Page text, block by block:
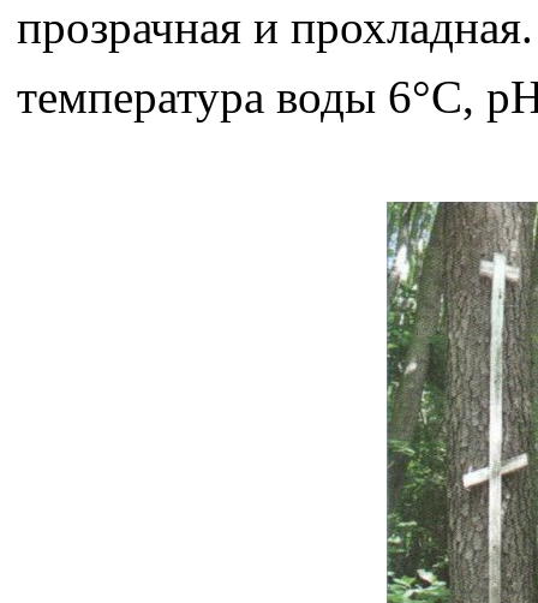
прозрачная и
температура воды 6°С,